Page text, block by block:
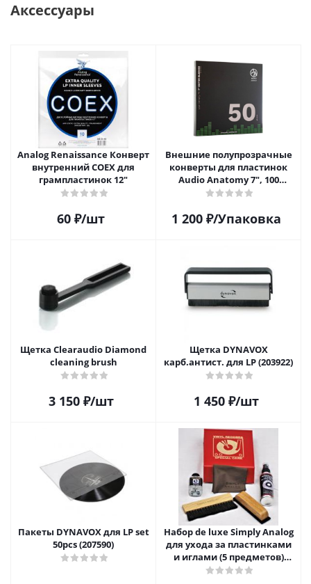
Аксессуары
Analog Renaissance Конверт
внутренний COEX для
грампластинок 12"
60 ₽/шт
Внешние полупрозрачные
конверты для пластинок
Audio Anatomy 7", 100
микрон, полиэтилен (50 шт)
1 200₽/Упаковка
Щетка Clearaudio Diamond
cleaning brush
3 150₽/шт
Щетка DYNAVOX
карб.антист. для LP (203922)
1 450₽/шт
Пакеты DYNAVOX для LP set
50pcs (207590)
Набор de luxe Simply Analog
для ухода за пластинками
и иглами (5 предметов)
SAVC008